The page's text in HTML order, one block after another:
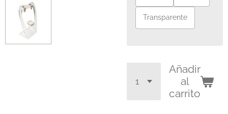
Transparente
Añadir
al
carrito